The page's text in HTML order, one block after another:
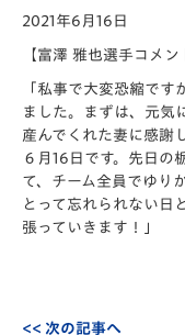
2021年6月16日
【富澤 雅也選手コメン
「私事で大変恐縮で
ました。まずは、元気
産んでくれた妻に感謝
６月16日です。先日の
て、チーム全員でゆり
とって忘れられない日
張っていきます！」
<< 次の記事へ